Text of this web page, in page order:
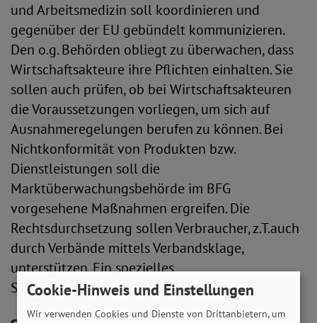
und Arbeitsmedizin soll koordinieren und
gegenüber der EU gebündelt kommunizieren.
Den o.g. Behörden obliegt zu überwachen, dass
Wirtschaftsakteure ihre Pflichten einhalten. Sie
sollen auch prüfen, ob bei Wirtschaftsakteuren
die Voraussetzungen vorliegen, um sich auf
Ausnahmeregelungen berufen zu können. Bei
Nichtkonformität von Produkten bzw.
Dienstleistungen soll die
Marktüberwachungsbehörde im BFG
vorgesehene Maßnahmen ergreifen. Die
Rechtsdurchsetzung sollen Verbraucher, z.T.auch
durch Verbände mittels Verbandsklage,
unterstützen. Ein spezielles
Schlichtungsverfahren sieht das BFG nicht vor.
Cookie-Hinweis und Einstellungen
Wir verwenden Cookies und Dienste von Drittanbietern, um